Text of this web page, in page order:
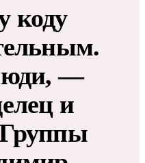
коду
—
и
Группы